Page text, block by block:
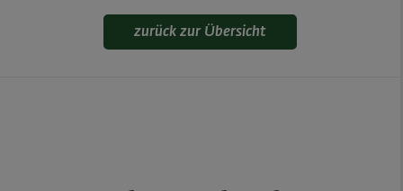
zurück zur Übersicht